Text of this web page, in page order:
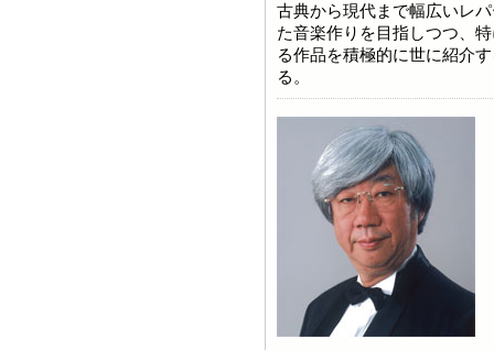
古典から現代まで幅広いレ
た音楽作りを目指しつつ、
る作品を積極的に世に紹介
る。